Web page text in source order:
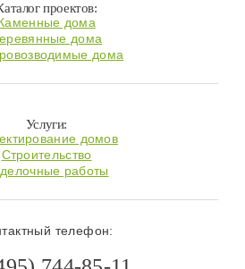
проектов:
дома
дома
дома
Услуги:
домов
Строительство
работы
телефон: